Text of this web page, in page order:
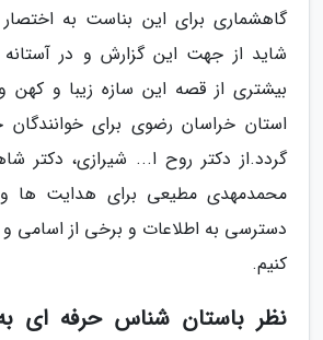
گاهشماری برای این بناست به اختصار
بیشتری از قصه این سازه زیبا و کهن
استان خراسان رضوی برای
گردد.از دکتر روح ا... شیرازی، دکتر
محمدمهدی مطیعی برای هدایت ها
دسترسی به اطلاعات و برخی از
کنیم.
نظر باستان شناس حرفه ای